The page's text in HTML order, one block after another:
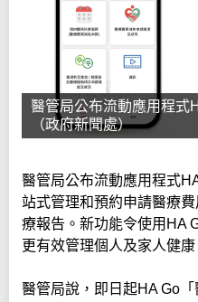
醫管局公布流動應用程式
（政府新聞處）
醫管局公布流動應用程式
站式管理和預約申請醫療
療報告。新功能令使用HA
更有效管理個人及家人健康
醫管局說，即日起HA Go